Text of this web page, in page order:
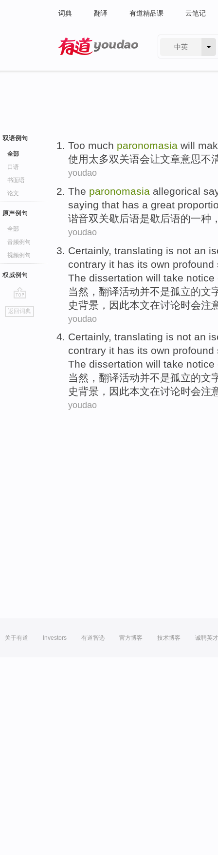
词典 翻译 有道精品课 云笔记
中英
双语例句
全部
口语
书面语
论文
原声例句
全部
音频例句
视频例句
权威例句
go
top
返回词典
Too much paronomasia will
使用太多双关语会让文章意思不
youdao
The paronomasia allegorical
saying that has a great
谐音双关歇后语是歇后语的一种
youdao
Certainly, translating is not an
contrary it has its own profound
The dissertation will take notice
当然 ， 翻译活动并不是孤立的文
史背景 ，因此本文在讨论时会注
youdao
Certainly, translating is not an
contrary it has its own profound
The dissertation will take notice
当然 ， 翻译活动并不是孤立的文
史背景 ，因此本文在讨论时会注
youdao
关于有道 Investors 有道智选 官方博客 技术博客 诚聘英才